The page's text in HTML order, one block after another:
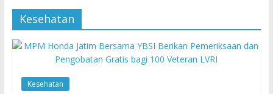
Kesehatan
Kesehatan